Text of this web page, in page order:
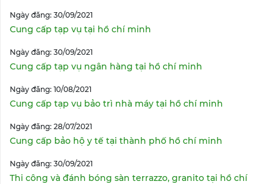
Ngày đăng: 30/09/2021
Cung cấp tạp vụ tại hồ chí minh
Ngày đăng: 30/09/2021
Cung cấp tạp vụ ngân hàng tại hồ chí minh
Ngày đăng: 10/08/2021
Cung cấp tạp vụ bảo trì nhà máy tại hồ chí minh
Ngày đăng: 28/07/2021
Cung cấp bảo hộ y tế tại thành phố hồ chí minh
Ngày đăng: 30/09/2021
Thi công và đánh bóng sàn terrazzo, granito tại hồ chí